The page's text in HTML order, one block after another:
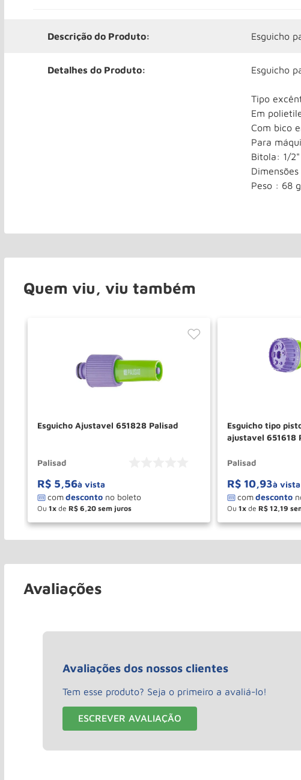
Descrição do Produto: Esguicho
Detalhes do Produto: Esguicho
Tipo
Em
Com bico
Para
Bitola: 1/2"
Peso : 68 g
Quem viu, viu também
Esguicho Ajustavel 651828 Palisad
Palisad
R$ 5,56à vista
Ou 1 de R$ 6 20
＋
－ COMPRAR
Esguicho tipo
ajustavel 651618
Palisad
R$ 10,93à vista
Ou 1 de R$ 12 19
－
Avaliações
Avaliações dos nossos clientes
Tem esse produto? Seja o primeiro a avaliá-lo!
ESCREVER AVALIAÇÃO